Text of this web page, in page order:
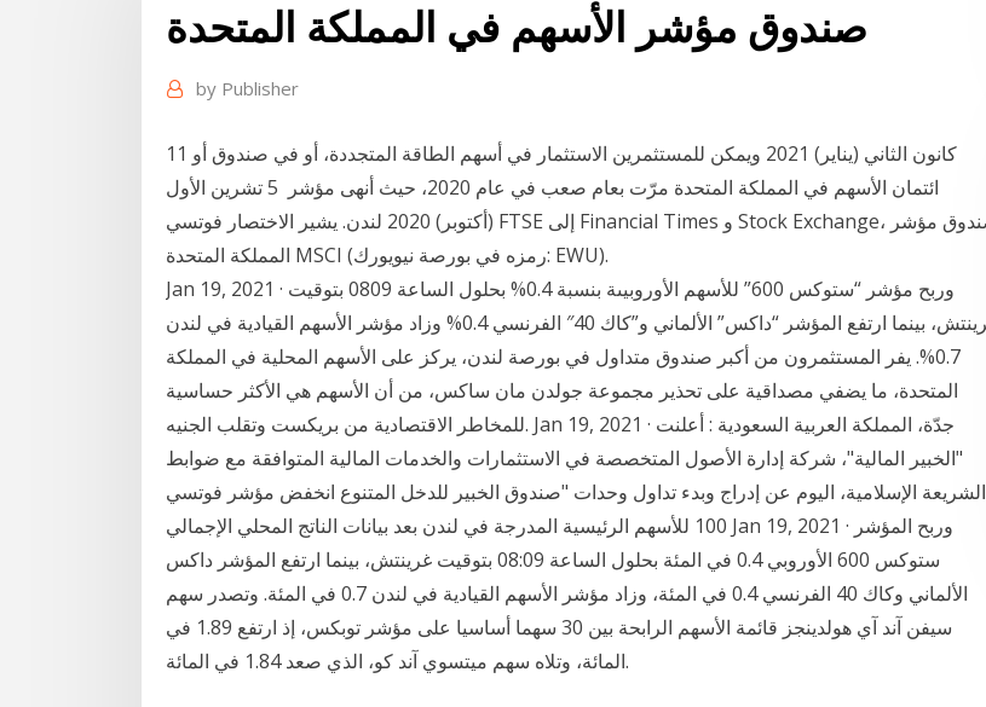
صندوق مؤشر الأسهم في المملكة المتحدة
by Publisher
11 كانون الثاني (يناير) 2021 ويمكن للمستثمرين الاستثمار في أسهم الطاقة المتجددة، أو في صندوق أو
ائتمان الأسهم في المملكة المتحدة مرّت بعام صعب في عام 2020، حيث أنهى مؤشر 5 تشرين الأول
(أكتوبر) 2020 لندن. يشير الاختصار فوتسي FTSE إلى Financial Times و Stock Exchange، صندوق مؤشر
المملكة المتحدة MSCI (رمزه في بورصة نيويورك: EWU).
Jan 19, 2021 · وربح مؤشر “ستوكس 600” للأسهم الأوروبيىة بنسبة 0.4% بحلول الساعة 0809 بتوقيت
جرينتش، بينما ارتفع المؤشر “داكس” الألماني و”كاك 40″ الفرنسي 0.4% وزاد مؤشر الأسهم القيادية في لندن
0.7%. يفر المستثمرون من أكبر صندوق متداول في بورصة لندن، يركز على الأسهم المحلية في المملكة
المتحدة، ما يضفي مصداقية على تحذير مجموعة جولدن مان ساكس، من أن الأسهم هي الأكثر حساسية
للمخاطر الاقتصادية من بريكست وتقلب الجنيه. Jan 19, 2021 · جدّة، المملكة العربية السعودية : أعلنت
"الخبير المالية"، شركة إدارة الأصول المتخصصة في الاستثمارات والخدمات المالية المتوافقة مع ضوابط
الشريعة الإسلامية، اليوم عن إدراج وبدء تداول وحدات "صندوق الخبير للدخل المتنوع انخفض مؤشر فوتسي
100 للأسهم الرئيسية المدرجة في لندن بعد بيانات الناتج المحلي الإجمالي Jan 19, 2021 · وربح المؤشر
ستوكس 600 الأوروبي 0.4 في المئة بحلول الساعة 08:09 بتوقيت غرينتش، بينما ارتفع المؤشر داكس
الألماني وكاك 40 الفرنسي 0.4 في المئة، وزاد مؤشر الأسهم القيادية في لندن 0.7 في المئة. وتصدر سهم
سيفن آند آي هولدينجز قائمة الأسهم الرابحة بين 30 سهما أساسيا على مؤشر توبكس، إذ ارتفع 1.89 في
المائة، وتلاه سهم ميتسوي آند كو، الذي صعد 1.84 في المائة.